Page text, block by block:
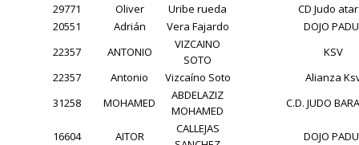
29771
Oliver Uribe rueda
CD Judo
20551
Adrián Vera Fajardo
DOJO
22357
ANTONIO
VIZCAINO
SOTO
KSV
22357
Antonio Vizcaíno Soto
Alianza
31258
MOHAMED
ABDELAZIZ
MOHAMED
C.D. JUDO
16604 AITOR
CALLEJAS
DOJO